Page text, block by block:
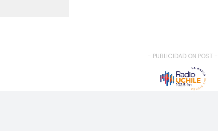
- PUBLICIDAD ON POST -